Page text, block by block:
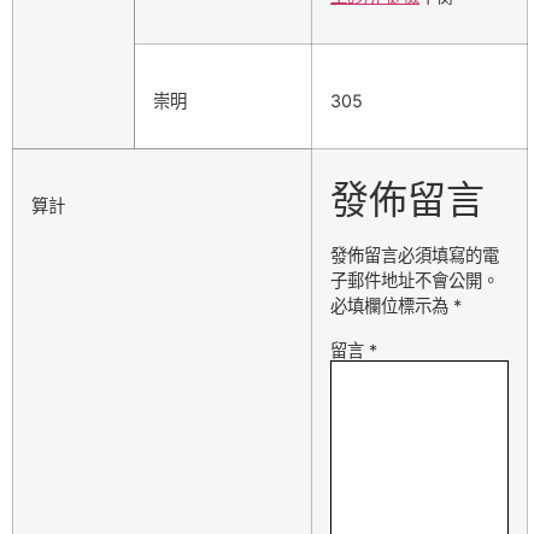
崇明 305
算計 發佈留言
發佈留言必須填寫的電
子郵件地址不會公開。
必填欄位標示為 *
留言 *